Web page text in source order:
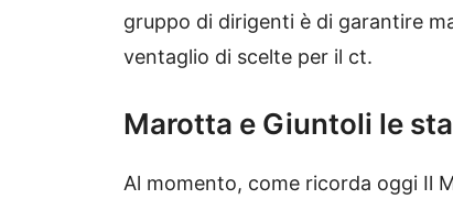
gruppo di dirigenti è di garantire
ventaglio di scelte per il ct.
Marotta e Giuntoli le
Al momento, come ricorda oggi Il